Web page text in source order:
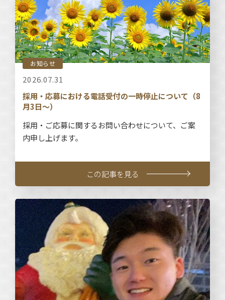
お知らせ
2026.07.31
採用・応募における電話受付の一時停止について（8
月3日～）
採用・ご応募に関するお問い合わせについて、ご案
内申し上げます。
この記事を見る